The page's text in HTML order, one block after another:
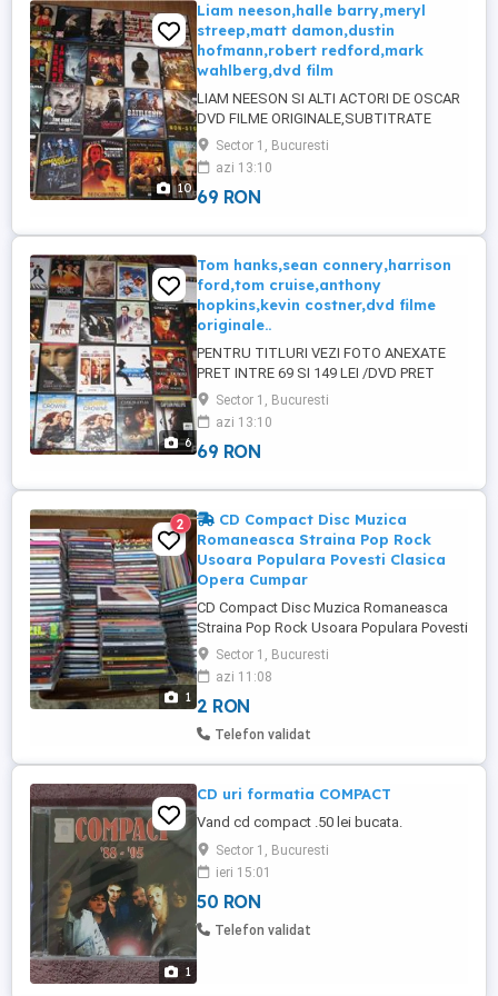
ROMANA IN REST IN TARA,NUMAI ...
10
Liam neeson,halle barry,meryl
streep,matt damon,dustin
hofmann,robert redford,mark
wahlberg,dvd film
LIAM NEESON SI ALTI ACTORI DE OSCAR
DVD FILME ORIGINALE,SUBTITRATE
ROMANA RARITATI SI .....UNICATE PRET
INTRE 69 SI 99 LEI /DVD RELATII ZILNIC
INTRE 9 SI 21 LA TEL
SMS,SITE,WHATAPP,ETC . PENTRU
MINE SE ACCEPTA IN CONTINUARE PLATA
RAMBURS,EXPEDIEREA CU POSTA ...
Sector 1, Bucuresti
azi 13:10
69 RON
6
Tom hanks,sean connery,harrison
ford,tom cruise,anthony
hopkins,kevin costner,dvd filme
originale..
PENTRU TITLURI VEZI FOTO ANEXATE
PRET INTRE 69 SI 149 LEI /DVD PRET
FILM CAST AWAY=99 LEI ,IN VARAIANTA
ORIGINALA ,SIGILAT ,PE 1 DVD PRET FILM
CAST AWAY PE 2 DVD(CU
BONUSURI,SCENE
FILM THE GREEN MILE(CULOARUL
MORTII),ORIGINAL,SUBTITRAT
ROMANA=99 LEI(2 DISPONIBILE) STRADA
...
Sector 1, Bucuresti
azi 13:10
69 RON
1
2
CD Compact Disc Muzica
Romaneasca Straina Pop Rock
Usoara Populara Povesti Clasica
Opera Cumpar
CD Compact Disc Muzica Romaneasca
Straina Pop Rock Usoara Populara Povesti
Clasica Opera. Doresc sa si Cumpar/
Achizitionez loturi de cd-uri!
Sector 1, Bucuresti
azi 11:08
2 RON
Telefon validat
1
CD uri formatia COMPACT
Vand cd compact .50 lei bucata.
Sector 1, Bucuresti
ieri 15:01
50 RON
Telefon validat